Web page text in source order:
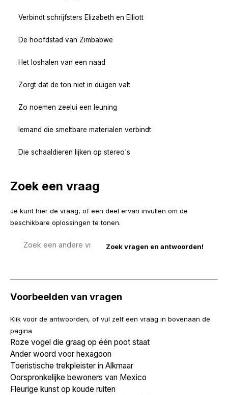
Verbindt schrijfsters Elizabeth en Elliott
De hoofdstad van Zimbabwe
Het loshalen van een naad
Zorgt dat de ton niet in duigen valt
Zo noemen zeelui een leuning
Iemand die smeltbare materialen verbindt
Die schaaldieren lijken op stereo's
Zoek een vraag
Je kunt hier de vraag, of een deel ervan invullen om de
beschikbare oplossingen te tonen.
Voorbeelden van vragen
Klik voor de antwoorden, of vul zelf een vraag in bovenaan de
pagina
Roze vogel die graag op één poot staat
Ander woord voor hexagoon
Toeristische trekpleister in Alkmaar
Oorspronkelijke bewoners van Mexico
Fleurige kunst op koude ruiten